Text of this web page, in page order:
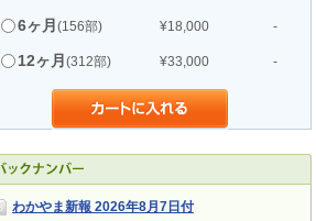
6ヶ月 (156部) ¥18,000 -
12ヶ月 (312部) ¥33,000 -
わかやま新報 2026年8月7日付